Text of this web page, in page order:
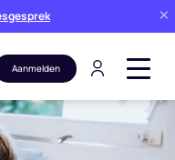
Aanmelden